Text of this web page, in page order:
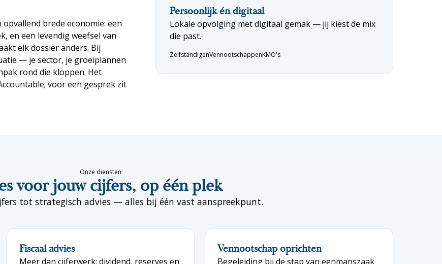
brede economie: een
en een levendig weefsel van
elk dossier anders. Bij
— je sector, je groeiplannen
rond die kloppen. Het
voor een gesprek zit
Persoonlijk én digitaal
Lokale opvolging met digitaal gemak — jij kiest de mix
die past.
ZelfstandigenVennootschappenKMO's
Onze diensten
voor jouw cijfers, op één plek
tot strategisch advies — alles bij één vast aanspreekpunt.
Fiscaal advies
Meer dan cijferwerk: dividend, reserves en
Vennootschap oprichten
Begeleiding bij de stap van eenmanszaak